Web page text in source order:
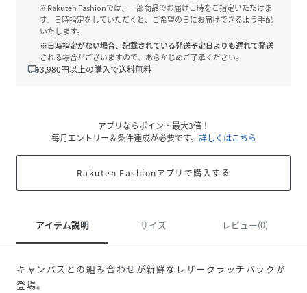
※Rakuten Fashionでは、一部商品でお届け日時をご指定いただけま
す。日時指定をしていただくと、ご希望の日にお届けできるよう手配
いたします。
※日時指定がない場合、記載されている発送予定日よりも遅れて発送
される場合がございますので、あらかじめご了承ください。
local_shipping3,980円以上の購入で送料無料
アプリならポイント最大3倍！
毎月エントリー＆条件達成が必要です。 詳しくはこちら
Rakuten Fashionアプリで購入する
アイテム説明 サイズ レビュー(0)
キャンバスとの組み合わせが新鮮なレザークラッチバックが
登場。